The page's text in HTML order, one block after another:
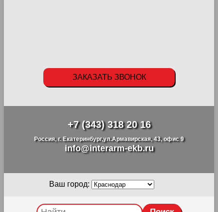
+7 (343) 318 20 16
Россия, г. Екатеринбург,ул.Армавирская, 43, офис 9
info@interarm-ekb.ru
ЗАКАЗАТЬ ЗВОНОК
Ваш город: